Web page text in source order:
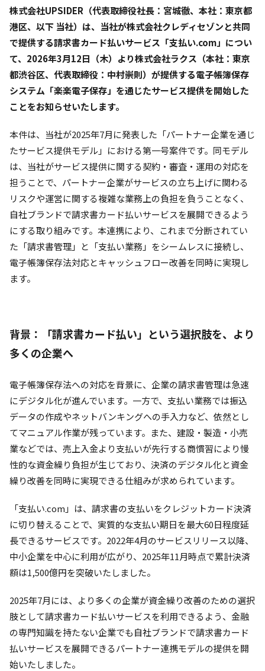
株式会社UPSIDER（代表取締役社長：宮城徹、本社：東京都
港区、以下 当社）は、当社が株式会社クレディセゾンと共同
で提供する請求書カード払いサービス「支払い.com」につい
て、2026年3月12日（木）より株式会社ラクス（本社：東京
都渋谷区、代表取締役：中村崇則）が提供する電子帳簿保存
システム「楽楽電子保存」を通じたサービス提供を開始した
ことをお知らせいたします。
本件は、当社が2025年7月に発表した「パートナー企業を通じ
たサービス提供モデル」における第一号案件です。同モデル
は、当社がサービス提供に関する契約・審査・運用の対応を
担うことで、パートナー企業がサービスの立ち上げに関わる
リスクや運営に関する複雑な業務上の負担を負うことなく、
自社ブランドで請求書カード払いサービスを展開できるよう
にする取り組みです。本連携により、これまで分断されてい
た「請求書管理」と「支払い業務」をシームレスに接続し、
電子帳簿保存法対応とキャッシュフロー改善を同時に実現し
ます。
背景：「請求書カード払い」という選択肢を、より
多くの企業へ
電子帳簿保存法への対応を背景に、企業の請求書管理は急速
にデジタル化が進んでいます。一方で、支払い業務では振込
データの作成やネットバンキングへの手入力など、依然とし
てマニュアル作業が残っています。また、建設・製造・小売
業などでは、売上入金より支払いが先行する商慣習により慢
性的な資金繰り負担が生じており、決済のデジタル化と資金
繰り改善を同時に実現できる仕組みが求められています。
「支払い.com」は、請求書の支払いをクレジットカード決済
に切り替えることで、実質的な支払い期日を最大60日程度延
長できるサービスです。2022年4月のサービスリリース以降、
中小企業を中心に利用が広がり、2025年11月時点で累計決済
額は1,500億円を突破いたしました。
2025年7月には、より多くの企業が資金繰り改善のための選択
肢として請求書カード払いサービスを利用できるよう、金融
の専門知識を持たない企業でも自社ブランドで請求書カード
払いサービスを展開できるパートナー連携モデルの提供を開
始いたしました。